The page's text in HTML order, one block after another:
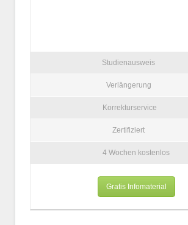
Studienausweis
Verlängerung
Korrekturservice
Zertifiziert
4 Wochen kostenlos
Gratis Infomaterial